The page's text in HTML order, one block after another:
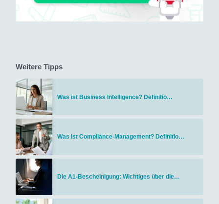
Weitere Tipps
Was ist Business Intelligence? Definitio…
Was ist Compliance-Management? Definitio…
Die A1-Bescheinigung: Wichtiges über die…